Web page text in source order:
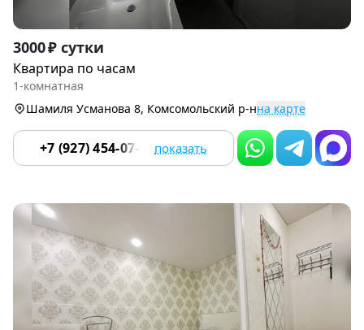
Item
1
of
3000 ₽ сутки
Квартира по часам
1-комнатная
Шамиля Усманова 8, Комсомольский р-нна карте
+7 (927) 454-07-51 показать